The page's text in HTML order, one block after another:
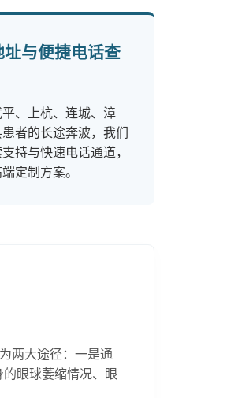
与便捷电话查
、上杭、连城、漳
者的长途奔波，我们
持与快速电话通道，
定制方案。
两大途径：一是通
眼球萎缩情况、眼